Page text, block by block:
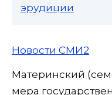
эрудиции
Новости СМИ2
Материнский
мера